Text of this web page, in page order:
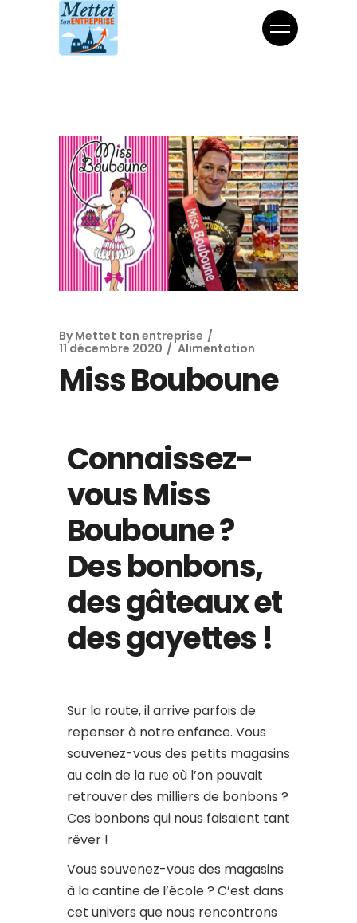
By Mettet ton entreprise
11 décembre 2020
Alimentation
Miss Bouboune
Connaissez-
vous Miss
Bouboune ?
Des bonbons,
des gâteaux et
des gayettes !
Sur la route, il arrive parfois de
repenser à notre enfance. Vous
souvenez-vous des petits magasins
au coin de la rue où l’on pouvait
retrouver des milliers de bonbons ?
Ces bonbons qui nous faisaient tant
rêver !
Vous souvenez-vous des magasins
à la cantine de l’école ? C’est dans
cet univers que nous rencontrons